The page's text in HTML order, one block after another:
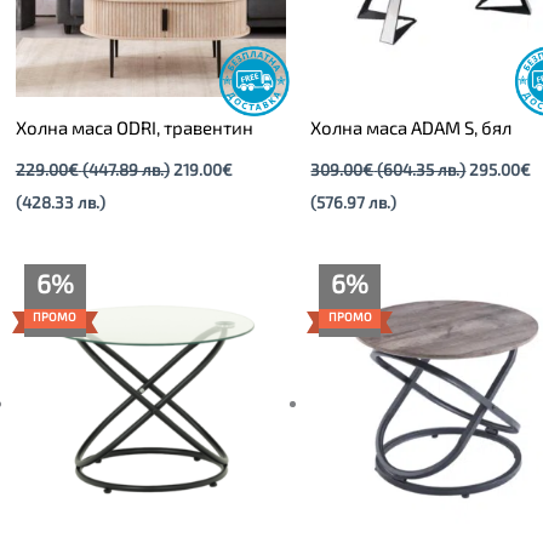
Холна маса ODRI, травентин
229.00€(447.89 лв.) 219.00€
(428.33 лв.)
Холна маса ADAM S, бял
309.00€(604.35 лв.)295.00€
(576.97 лв.)
6%
ПРОМО
95.00€
(185.80
лв.).
Текущата
цена
е:
89.00€
(174.07
6%
ПРОМО
was:
95.00€
(185.80
лв.).
Текущата
цена
е:
89.00€
(174.07